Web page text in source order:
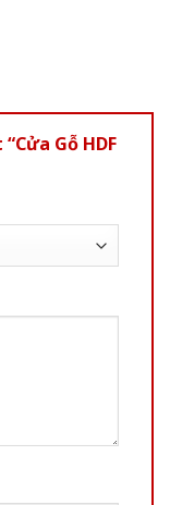
Gỗ HDF